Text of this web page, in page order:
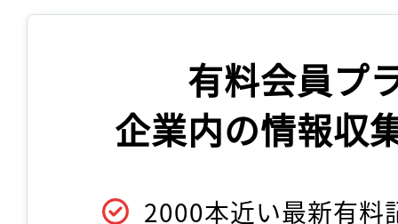
有料会員プ
企業内の情報収
2000本近い最新有料